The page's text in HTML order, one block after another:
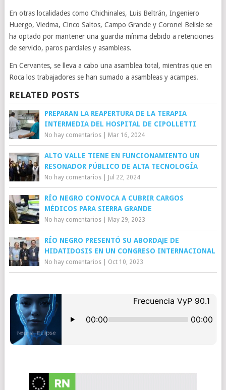
En otras localidades como Chichinales, Luis Beltrán, Ingeniero
Huergo, Viedma, Cinco Saltos, Campo Grande y Coronel Belisle se
ha optado por mantener una guardia mínima debido a retenciones
de servicio, paros parciales y asambleas.
En Cervantes, se lleva a cabo una asamblea total, mientras que en
Roca los trabajadores se han sumado a asambleas y acampes.
RELATED POSTS
PREPARAN LA REAPERTURA DE LA TERAPIA
INTERMEDIA DEL HOSPITAL DE CIPOLLETTI
No hay comentarios| Mar 16, 2024
ALTO VALLE TIENE EN FUNCIONAMIENTO UN
RESONADOR PÚBLICO DE ALTA TECNOLOGÍA
No hay comentarios| Jul 22, 2024
RÍO NEGRO CONVOCA A CUBRIR CARGOS
MÉDICOS PARA SIERRA GRANDE
No hay comentarios| May 29, 2023
RÍO NEGRO PRESENTÓ SU ABORDAJE DE
HIDATIDOSIS EN UN CONGRESO INTERNACIONAL
No hay comentarios| Oct 10, 2023